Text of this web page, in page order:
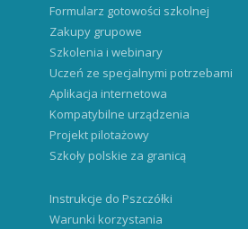
Formularz gotowości szkolnej
Zakupy grupowe
Szkolenia i webinary
Uczeń ze specjalnymi potrzebami
Aplikacja internetowa
Kompatybilne urządzenia
Projekt pilotażowy
Szkoły polskie za granicą
Instrukcje do Pszczółki
Warunki korzystania